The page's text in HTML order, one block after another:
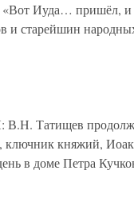
«Вот Иуда… пришёл,
и старейшин
Татищев
ключник княжий,
в доме Петра